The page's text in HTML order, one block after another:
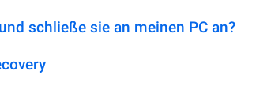
schließe sie an meinen PC an?